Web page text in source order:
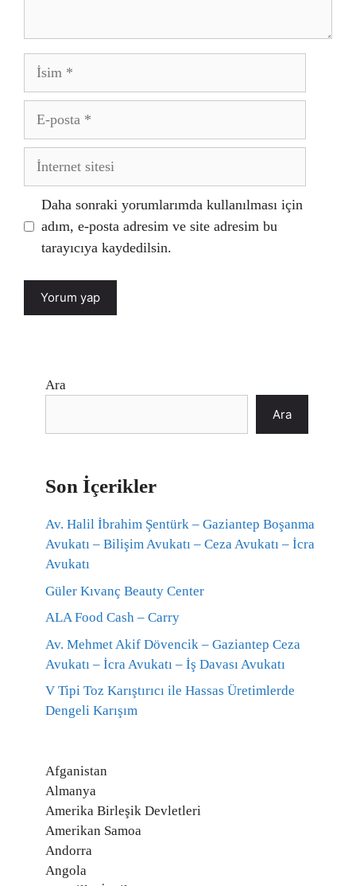
İsim
posta
İnternet
Daha sonraki yorumlarımda kullanılması için
adım, e-posta adresim ve site adresim bu
tarayıcıya kaydedilsin.
Ara
Ara
Son İçerikler
Av. Halil İbrahim Şentürk – Gaziantep Boşanma
Avukatı – Bilişim Avukatı – Ceza Avukatı – İcra
Avukatı
Güler Kıvanç Beauty Center
ALA Food Cash – Carry
Av. Mehmet Akif Dövencik – Gaziantep Ceza
Avukatı – İcra Avukatı – İş Davası Avukatı
V Tipi Toz Karıştırıcı ile Hassas Üretimlerde
Dengeli Karışım
Afganistan
Almanya
Amerika Birleşik Devletleri
Amerikan Samoa
Andorra
Angola